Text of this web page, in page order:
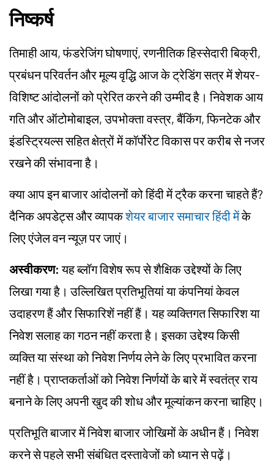
निष्कर्ष
तिमाही आय, फंडरेजिंग घोषणाएं, रणनीतिक हिस्सेदारी बिक्री,
प्रबंधन परिवर्तन और मूल्य वृद्धि आज के ट्रेडिंग सत्र में शेयर-
विशिष्ट आंदोलनों को प्रेरित करने की उम्मीद है। निवेशक आय
गति और ऑटोमोबाइल, उपभोक्ता वस्त्र, बैंकिंग, फिनटेक और
इंडस्ट्रियल्स सहित क्षेत्रों में कॉर्पोरेट विकास पर करीब से नजर
रखने की संभावना है।
क्या आप इन बाजार आंदोलनों को हिंदी में ट्रैक करना चाहते हैं?
दैनिक अपडेट्स और व्यापकशेयर बाजार समाचार हिंदी मेंके
लिए एंजेल वन न्यूज़ पर जाएं।
अस्वीकरण: यह ब्लॉग विशेष रूप से शैक्षिक उद्देश्यों के लिए
लिखा गया है। उल्लिखित प्रतिभूतियां या कंपनियां केवल
उदाहरण हैं और सिफारिशें नहीं हैं। यह व्यक्तिगत सिफारिश या
निवेश सलाह का गठन नहीं करता है। इसका उद्देश्य किसी
व्यक्ति या संस्था को निवेश निर्णय लेने के लिए प्रभावित करना
नहीं है। प्राप्तकर्ताओं को निवेश निर्णयों के बारे में स्वतंत्र राय
बनाने के लिए अपनी खुद की शोध और मूल्यांकन करना चाहिए।
प्रतिभूति बाजार में निवेश बाजार जोखिमों के अधीन हैं। निवेश
करने से पहले सभी संबंधित दस्तावेजों को ध्यान से पढ़ें।